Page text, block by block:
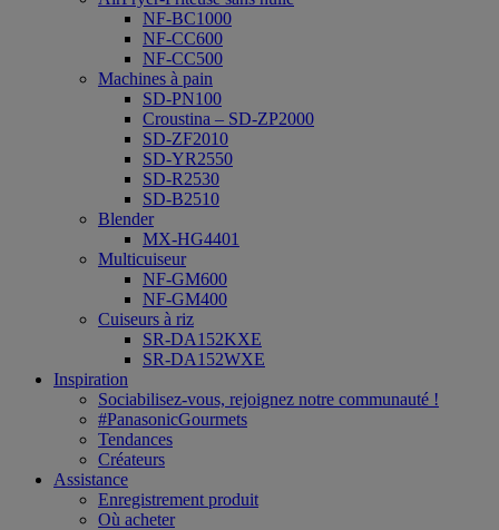
NF-BC1000
NF-CC600
NF-CC500
Machines à pain
SD-PN100
Croustina – SD-ZP2000
SD-ZF2010
SD-YR2550
SD-R2530
SD-B2510
Blender
MX-HG4401
Multicuiseur
NF-GM600
NF-GM400
Cuiseurs à riz
SR-DA152KXE
SR-DA152WXE
Inspiration
Sociabilisez-vous, rejoignez notre communauté !
#PanasonicGourmets
Tendances
Créateurs
Assistance
Enregistrement produit
Où acheter